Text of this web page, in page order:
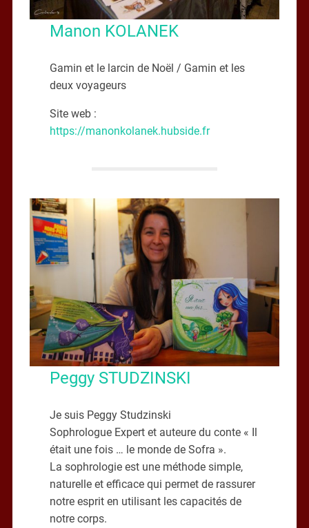
Manon KOLANEK
Gamin et le larcin de Noël / Gamin et les
deux voyageurs
Site web :
https://manonkolanek.hubside.fr
Peggy STUDZINSKI
Je suis Peggy Studzinski
Sophrologue Expert et auteure du conte « Il
était une fois … le monde de Sofra ».
La sophrologie est une méthode simple,
naturelle et efficace qui permet de rassurer
notre esprit en utilisant les capacités de
notre corps.